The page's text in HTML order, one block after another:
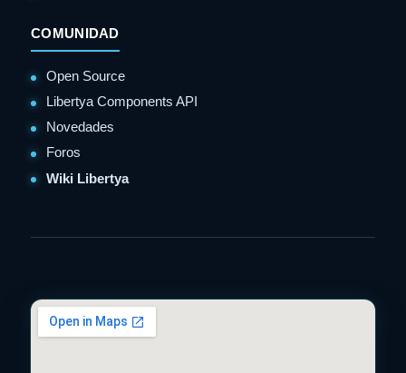
COMUNIDAD
Open Source
Libertya Components API
Novedades
Foros
Wiki Libertya